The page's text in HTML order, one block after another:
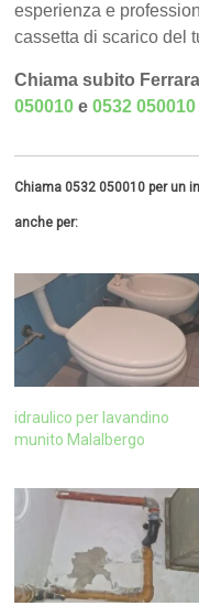
esperienza e
cassetta di scarico del
Chiama subito
050010 e0532 050010
Chiama 0532 050010 per un
anche per:
idraulico per lavandino
munito Malalbergo